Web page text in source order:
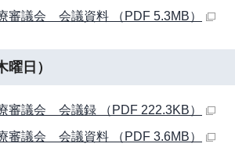
議会 会議資料 （PDF 5.3MB）
日）
議会 会議録 （PDF 222.3KB）
議会 会議資料 （PDF 3.6MB）